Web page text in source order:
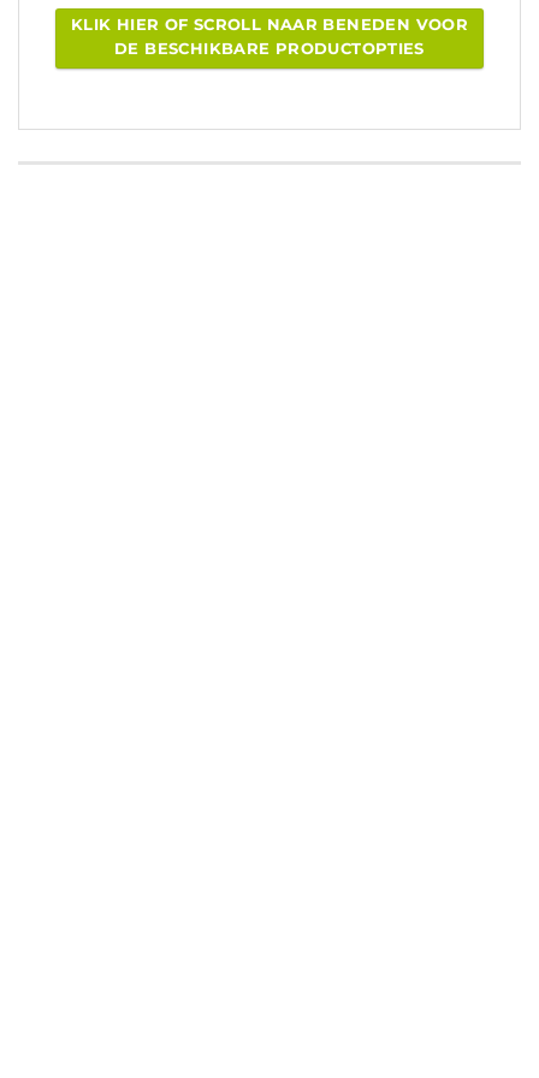
KLIK HIER OF SCROLL NAAR BENEDEN VOOR
DE BESCHIKBARE PRODUCTOPTIES